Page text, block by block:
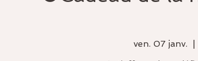
ven. 07 janv.